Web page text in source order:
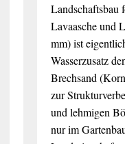
Landschaftsbau
Lavaasche und
mm) ist
Wasserzusatz
Brechsand
zur
und lehmigen
nur im